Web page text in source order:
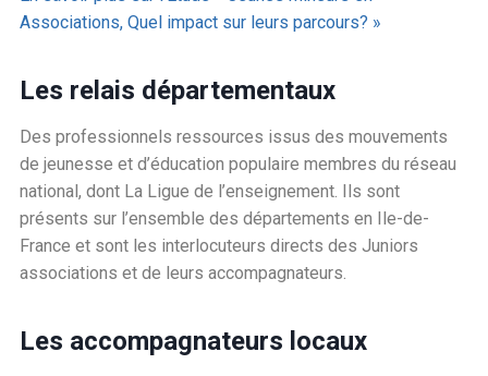
Associations, Quel impact sur leurs parcours? »
Les relais départementaux
Des professionnels ressources issus des mouvements
de jeunesse et d’éducation populaire membres du réseau
national, dont La Ligue de l’enseignement. Ils sont
présents sur l’ensemble des départements en Ile-de-
France et sont les interlocuteurs directs des Juniors
associations et de leurs accompagnateurs.
Les accompagnateurs locaux